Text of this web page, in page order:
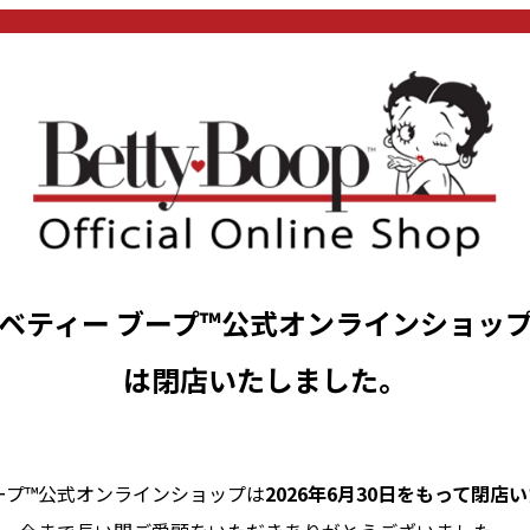
ベティー ブープ™公式オンラインショッ
は閉店いたしました。
プ™公式オンラインショップは2026年6月30日をもって閉店い